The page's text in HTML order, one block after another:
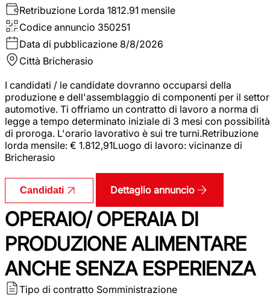
Retribuzione Lorda 1812.91 mensile
Codice annuncio 350251
Data di pubblicazione 8/8/2026
Città Bricherasio
I candidati / le candidate dovranno occuparsi della
produzione e dell'assemblaggio di componenti per il
automotive. Ti offriamo un contratto di lavoro a norma di
legge a tempo determinato iniziale di 3 mesi con possibilità
di proroga. L'orario lavorativo è sui tre turni.Retribuzione
lorda mensile: € 1.812,91Luogo di lavoro: vicinanze di
Bricherasio
Candidati Dettaglio annuncio
OPERAIO/ OPERAIA DI
PRODUZIONE ALIMENTARE
ANCHE SENZA ESPERIENZA
Tipo di contratto Somministrazione